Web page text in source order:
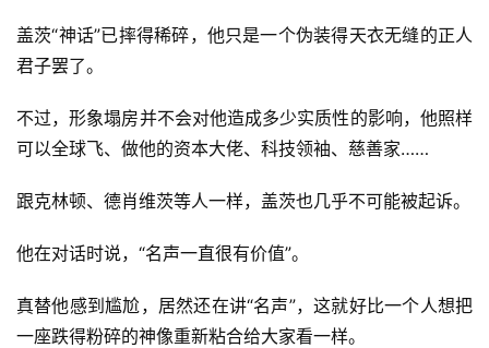
盖茨“神话”已摔得稀碎，他只是一个伪装得天衣无缝的正人
君子罢了。
不过，形象塌房并不会对他造成多少实质性的影响，他照样
可以全球飞、做他的资本大佬、科技领袖、慈善家……
跟克林顿、德肖维茨等人一样，盖茨也几乎不可能被起诉。
他在对话时说，“名声一直很有价值”。
真替他感到尴尬，居然还在讲“名声”，这就好比一个人想把
一座跌得粉碎的神像重新粘合给大家看一样。